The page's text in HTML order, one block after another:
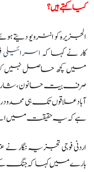
کیا کہتے ہیں؟
الجزیرہ کو انٹرویو دیتے
کار نے کہا کہاسرائیلی
میں کچھ حاصل نہیں
صرف بیت حانون، شارع
آباد علاقوں تک ہی
ہے کہ یہ حقیقت میں
اردنی فوجی تجزیہ نگار
بارے میں کہا کہ جنگ